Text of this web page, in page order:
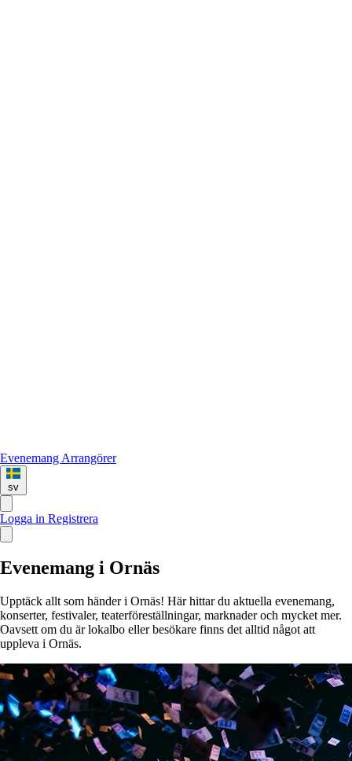
Evenemang Arrangörer
sv
Logga in Registrera
Evenemang i Ornäs
Upptäck allt som händer i Ornäs! Här hittar du aktuella evenemang,
konserter, festivaler, teaterföreställningar, marknader och mycket mer.
Oavsett om du är lokalbo eller besökare finns det alltid något att
uppleva i Ornäs.